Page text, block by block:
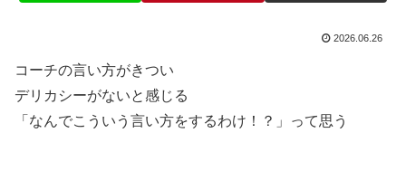
2026.06.26
コーチの言い方がきつい
デリカシーがないと感じる
「なんでこういう言い方をするわけ！？」って思う